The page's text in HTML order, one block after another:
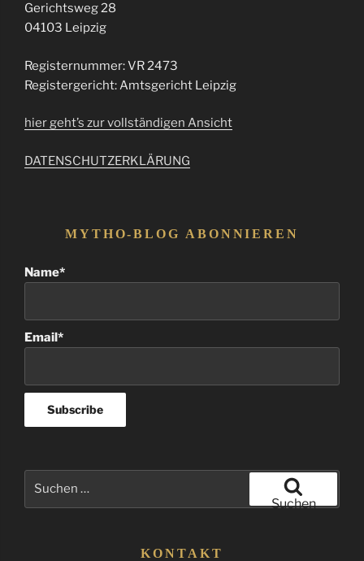
Gerichtsweg 28
04103 Leipzig
Registernummer: VR 2473
Registergericht: Amtsgericht Leipzig
hier geht’s zur vollständigen Ansicht
DATENSCHUTZERKLÄRUNG
MYTHO-BLOG ABONNIEREN
Name*
Email*
Suchen
KONTAKT